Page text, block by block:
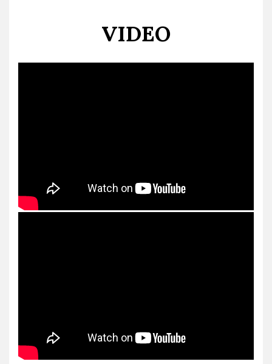
VIDEO